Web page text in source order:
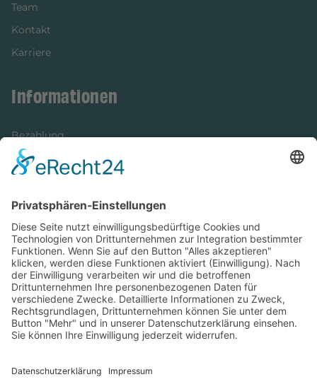
Team
Kontakt
Karriere
Informationen
Bezahlung
Newsletter
Versandinformationen
Verfügbarkeit/Verträglichkeit
Rechtliches
Widerrufsrecht und Widerrufsformular
Impressum
Datenschutzerklärung
Cookie-Einstellungen